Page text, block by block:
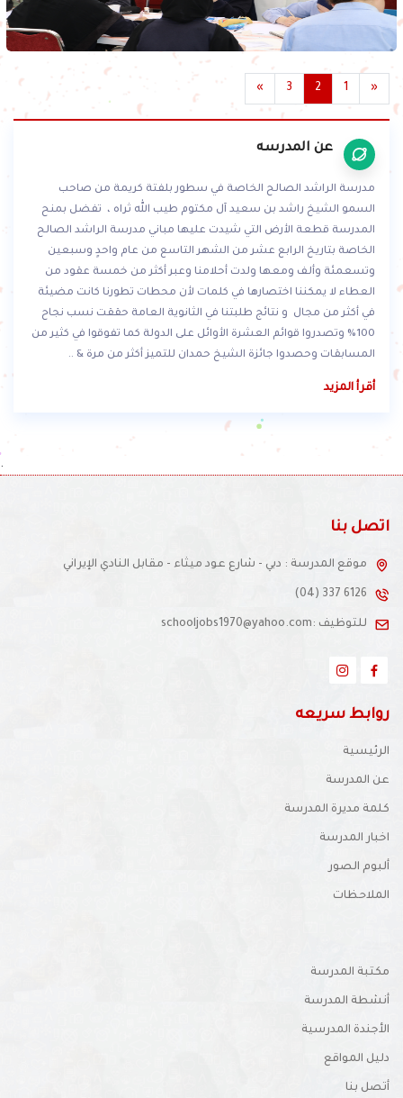
«
1
2
3
»
عن المدرسه
مدرسة الراشد الصالح الخاصة في سطور بلفتة كريمة من صاحب
السمو الشيخ راشد بن سعيد آل مكتوم طيب الله ثراه ، تفضل بمنح
المدرسة قطعة الأرض التي شيدت عليها مباني مدرسة الراشد الصالح
الخاصة بتاريخ الرابع عشر من الشهر التاسع من عام واحدٍ وسبعين
وتسعمئة وألف ومعها ولدت أحلامنا وعبر أكثر من خمسة عقود من
العطاء لا يمكننا اختصارها في كلمات لأن محطات تطورنا كانت مضيئة
في أكثر من مجال و نتائج طلبتنا في الثانوية العامة حققت نسب نجاح
100% وتصدروا قوائم العشرة الأوائل على الدولة كما تفوقوا في كثير من
المسابقات وحصدوا جائزة الشيخ حمدان للتميز أكثر من مرة & ..
أقرأ المزيد
.
اتصل بنا
موقع المدرسة : دبي - شارع عود ميثاء - مقابل النادي الإيراني
(04) 337 6126
للتوظيف :schooljobs1970@yahoo.com
روابط سريعه
الرئيسية
عن المدرسة
كلمة مديرة المدرسة
اخبار المدرسة
ألبوم الصور
الملاحظات
مكتبة المدرسة
أنشطة المدرسة
الأجندة المدرسية
دليل المواقع
أتصل بنا